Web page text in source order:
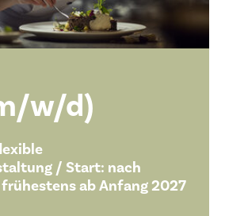
w/d)
/ Start: nach
ab Anfang 2027